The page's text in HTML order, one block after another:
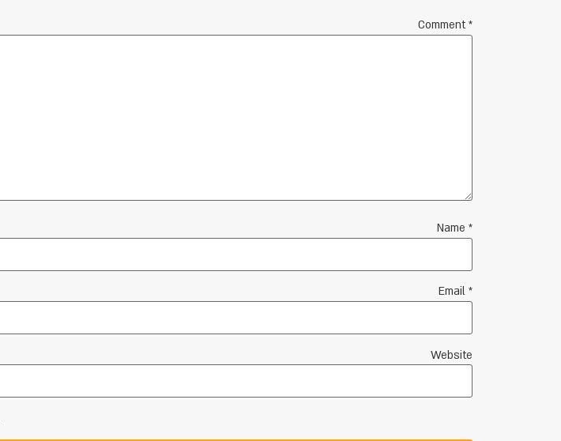
Comment*
Name *
Email *
Website